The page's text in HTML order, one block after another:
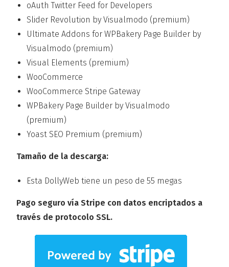
oAuth Twitter Feed for Developers
Slider Revolution by Visualmodo (premium)
Ultimate Addons for WPBakery Page Builder by
Visualmodo (premium)
Visual Elements (premium)
WooCommerce
WooCommerce Stripe Gateway
WPBakery Page Builder by Visualmodo
(premium)
Yoast SEO Premium (premium)
Tamaño de la descarga:
Esta DollyWeb tiene un peso de 55 megas
Pago seguro vía Stripe con datos encriptados a
través de protocolo SSL.